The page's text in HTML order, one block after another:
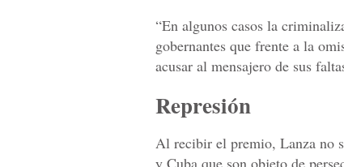
“En algunos casos la
gobernantes que frente a la
acusar al mensajero de sus
Represión
Al recibir el premio, Lanza no
y Cuba que son objeto de